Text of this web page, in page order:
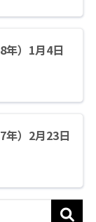
年）1月4日
年）2月23日